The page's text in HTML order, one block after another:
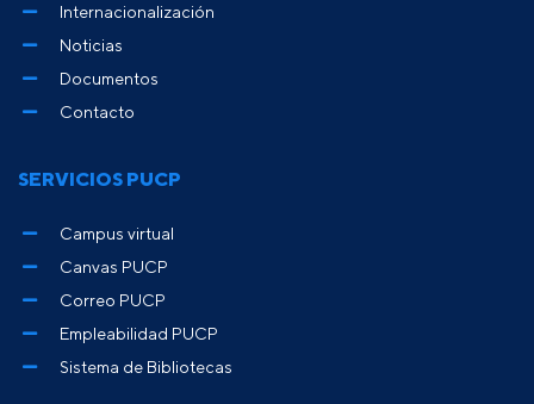
Internacionalización
Noticias
Documentos
Contacto
SERVICIOS PUCP
Campus virtual
Canvas PUCP
Correo PUCP
Empleabilidad PUCP
Sistema de Bibliotecas